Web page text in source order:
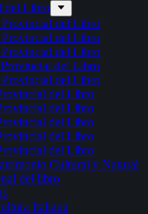
del Libro
Provincial del Libro
Provincial del Libro
Provincial del Libro
Provincial del Libro
Provincial del Libro
del Libro
del Libro
del Libro
del Libro
del Libro
Cultural y Natural
del libro
Italiana